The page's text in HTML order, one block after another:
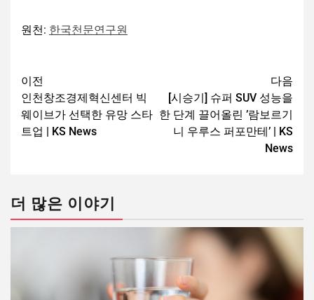
원천: 한국천문연구원
이전
인천창조경제혁신센터 빅
웨이브가 선택한 유망 스타
트업 | KS News
다음
[시승기] 슈퍼 SUV 성능을
한 단계 끌어올린 ’람보르기
니 우루스 퍼포만테’ | KS
News
더 많은 이야기